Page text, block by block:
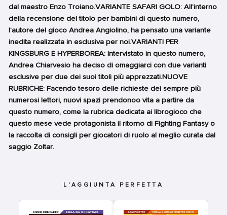
dal maestro Enzo Troiano.VARIANTE SAFARI GOLO: All’interno
della recensione del titolo per bambini di questo numero,
l’autore del gioco Andrea Angiolino, ha pensato una variante
inedita realizzata in esclusiva per noi.VARIANTI PER
KINGSBURG E HYPERBOREA: Intervistato in questo numero,
Andrea Chiarvesio ha deciso di omaggiarci con due varianti
esclusive per due dei suoi titoli più apprezzati.NUOVE
RUBRICHE: Facendo tesoro delle richieste dei sempre più
numerosi lettori, nuovi spazi prendonoo vita a partire da
questo numero, come la rubrica dedicata ai librogioco che
questo mese vede protagonista il ritorno di Fighting Fantasy o
la raccolta di consigli per giocatori di ruolo al meglio curata dal
saggio Zoltar.
L'AGGIUNTA PERFETTA